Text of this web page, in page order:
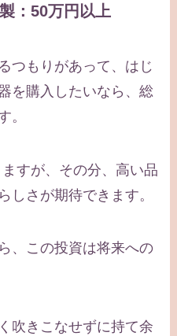
：50万円以上
つもりがあって、はじ
を購入したいなら、総
。
すが、その分、高い品
しさが期待できます。
、この投資は将来への
吹きこなせずに持て余